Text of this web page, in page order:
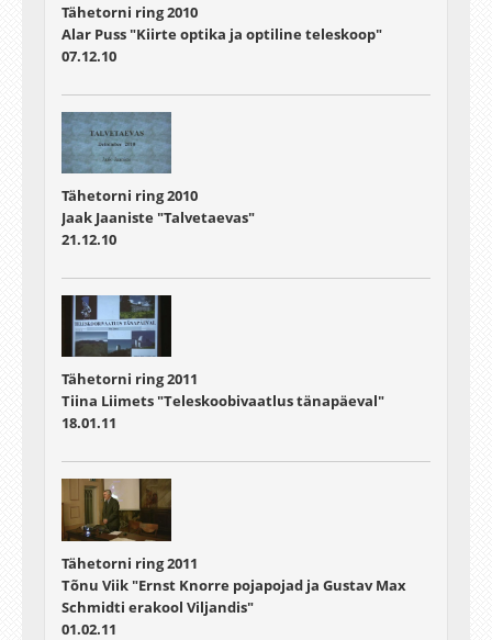
Tähetorni ring 2010
Alar Puss "Kiirte optika ja optiline teleskoop"
07.12.10
Tähetorni ring 2010
Jaak Jaaniste "Talvetaevas"
21.12.10
Tähetorni ring 2011
Tiina Liimets "Teleskoobivaatlus tänapäeval"
18.01.11
Tähetorni ring 2011
Tõnu Viik "Ernst Knorre pojapojad ja Gustav Max
Schmidti erakool Viljandis"
01.02.11